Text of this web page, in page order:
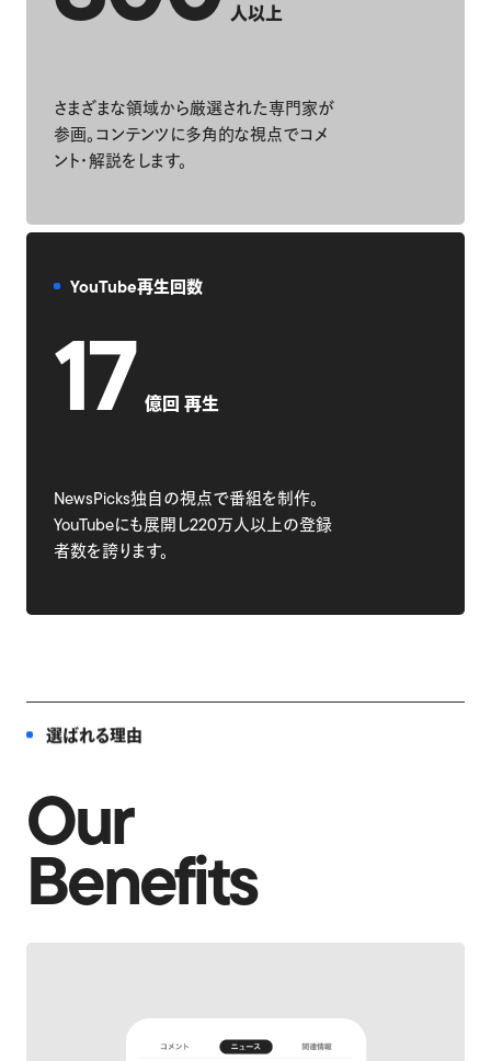
人以上
さまざまな領域から厳選された専門家が
参画。コンテンツに多角的な視点でコメ
ント・解説をします。
YouTube再生回数
17 億回 再生
NewsPicks独自の視点で番組を制作。
YouTubeにも展開し220万人以上の登録
者数を誇ります。
選ばれる理由
Our
Benefits